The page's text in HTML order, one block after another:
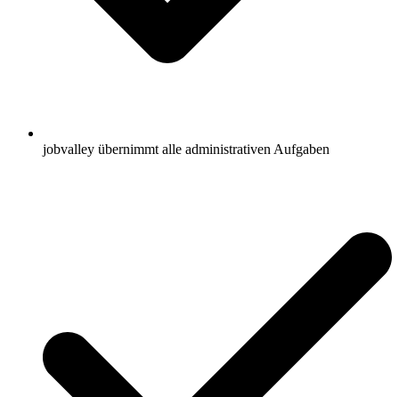
jobvalley übernimmt alle administrativen Aufgaben